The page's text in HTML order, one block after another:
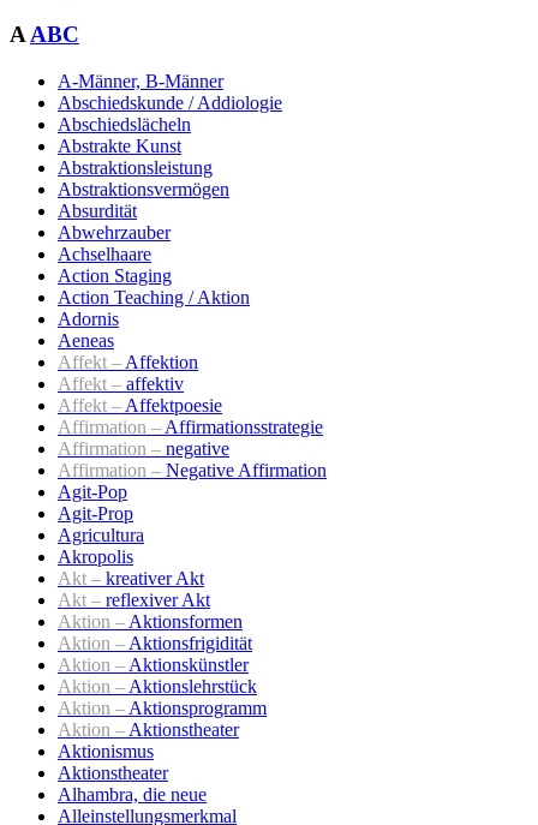
AABC
A-Männer, B-Männer
Abschiedskunde / Addiologie
Abschiedslächeln
Abstrakte Kunst
Abstraktionsleistung
Abstraktionsvermögen
Absurdität
Abwehrzauber
Achselhaare
Action Staging
Action Teaching / Aktion
Adornis
Aeneas
Affekt – Affektion
Affekt – affektiv
Affekt – Affektpoesie
Affirmation – Affirmationsstrategie
Affirmation – negative
Affirmation – Negative Affirmation
Agit-Pop
Agit-Prop
Agricultura
Akropolis
Akt – kreativer Akt
Akt – reflexiver Akt
Aktion – Aktionsformen
Aktion – Aktionsfrigidität
Aktion – Aktionskünstler
Aktion – Aktionslehrstück
Aktion – Aktionsprogramm
Aktion – Aktionstheater
Aktionismus
Aktionstheater
Alhambra, die neue
Alleinstellungsmerkmal